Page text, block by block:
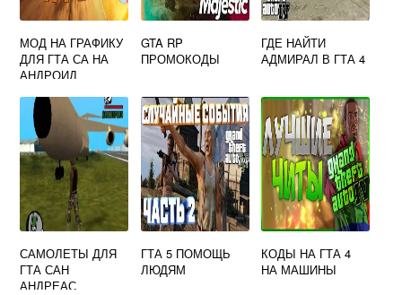
МОД НА ГРАФИКУ
ДЛЯ ГТА СА НА
АНДРОИД
GTA RP
ПРОМОКОДЫ
ГДЕ НАЙТИ
АДМИРАЛ В ГТА 4
САМОЛЕТЫ ДЛЯ
ГТА САН
АНДРЕАС
ГТА 5 ПОМОЩЬ
ЛЮДЯМ
КОДЫ НА ГТА 4
НА МАШИНЫ